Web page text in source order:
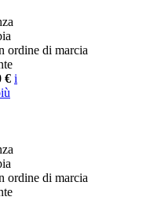
ordine di marcia
€ i
ordine di marcia